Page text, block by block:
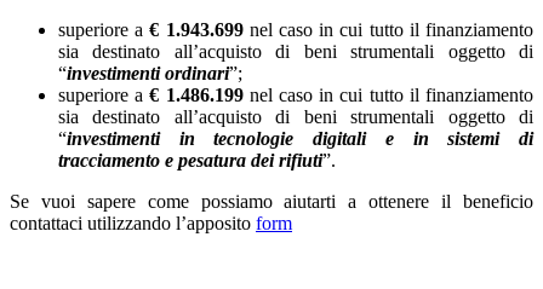
superiore a€ 1.943.699 nel caso in cui tutto il finanziamento
sia destinato all’acquisto di beni strumentali oggetto di
“investimenti ordinari”;
superiore a€ 1.486.199 nel caso in cui tutto il finanziamento
sia destinato all’acquisto di beni strumentali oggetto di
“investimenti in tecnologie digitali e in sistemi di
tracciamento e pesatura dei rifiuti”.
Se vuoi sapere come possiamo aiutarti a ottenere il beneficio
contattaci utilizzando l’apposito form